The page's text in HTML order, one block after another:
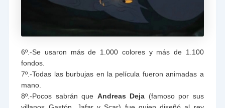
6º.-Se usaron más de 1.000 colores y más de 1.100
fondos.
7º.-Todas las burbujas en la película fueron animadas a
mano.
8º.-Pocos sabrán que Andreas Deja (famoso por sus